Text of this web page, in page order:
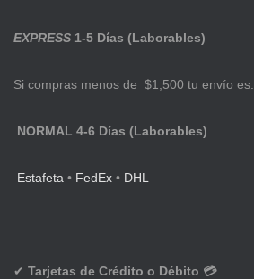
EXPRESS 1-5 Días (Laborables)
Si compras menos de $1,500 tu envío es:
NORMAL 4-6 Días (Laborables)
Estafeta • FedEx • DHL
✔ Tarjetas de Crédito o Débito 💳